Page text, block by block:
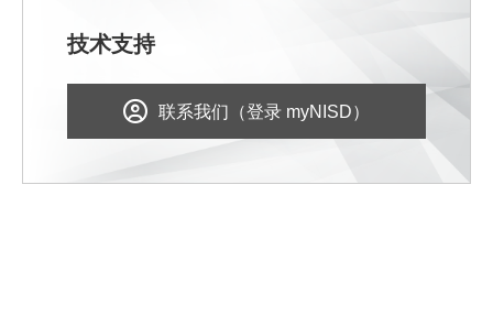
技术支持
联系我们（登录 myNISD）